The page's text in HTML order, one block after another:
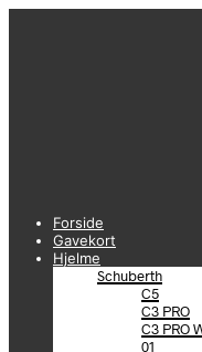
Forside
Gavekort
Hjelme
Schuberth
C5
C3 PRO
C3 PRO
01